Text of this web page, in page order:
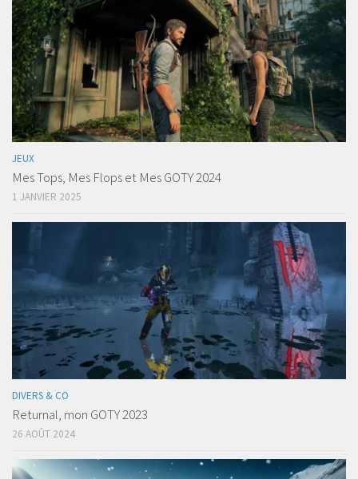
JEUX
Mes Tops, Mes Flops et Mes GOTY 2024
1 JANVIER 2025
DIVERS & CO
Returnal, mon GOTY 2023
26 AOÛT 2024